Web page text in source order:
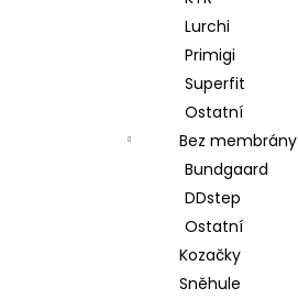
Lurchi
Primigi
Superfit
Ostatní
Bez membrány
Bundgaard
DDstep
Ostatní
Kozačky
Sněhule